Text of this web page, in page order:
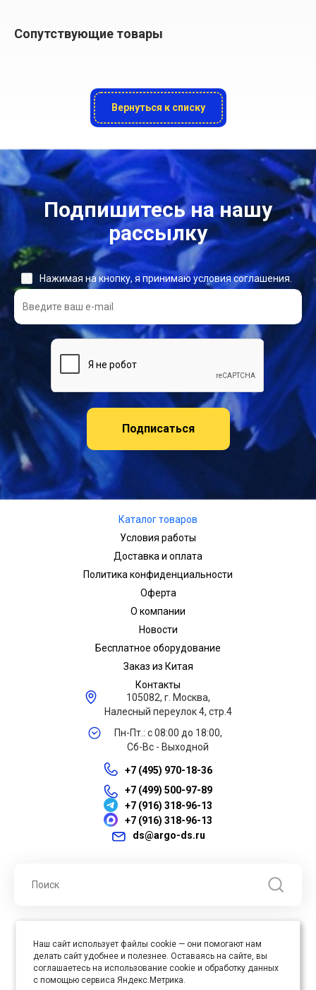
Сопутствующие товары
Вернуться к списку
Подпишитесь на нашу
рассылку
Подписаться
Нажимая на кнопку, я принимаю условия соглашения.
Каталог товаров
Условия работы
Доставка и оплата
Политика конфиденциальности
Оферта
О компании
Новости
Бесплатное оборудование
Заказ из Китая
Контакты
105082, г. Москва,
Налесный переулок 4, стр.4
Пн-Пт.: с 08:00 до 18:00,
Сб-Вс - Выходной
+7 (495) 970-18-36
+7 (499) 500-97-89
+7 (916) 318-96-13
+7 (916) 318-96-13
ds@argo-ds.ru
права защищены
Юр. адрес : 105005, г. Москва, ул. Бауманская, д.20, стр. 3
Наш сайт использует файлы cookie — они помогают нам
делать сайт удобнее и полезнее. Оставаясь на сайте, вы
соглашаетесь на использование cookie и обработку данных
с помощью сервиса Яндекс.Метрика.